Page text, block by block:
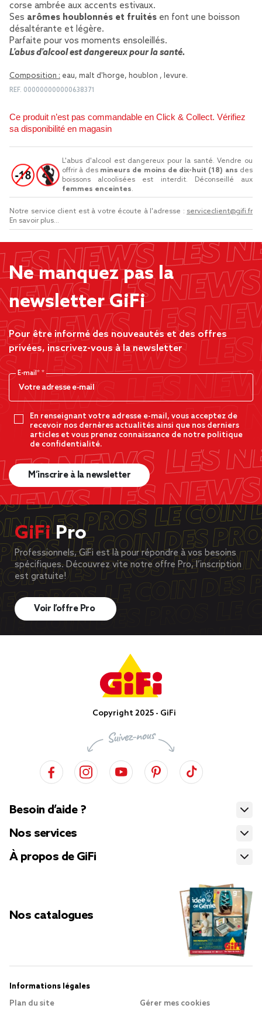
corse ambrée aux accents estivaux.
Ses arômes houblonnés et fruités en font une boisson
désaltérante et légère.
Parfaite pour vos moments ensoleillés.
L'abus d'alcool est dangereux pour la santé.
Composition : eau, malt d'horge, houblon , levure.
REF. 000000000000638371
Ce produit n’est pas commandable en Click & Collect. Vérifiez
sa disponibilité en magasin
L'abus d'alcool est dangereux pour la santé. Vendre ou
offrir à des mineurs de moins de dix-huit (18) ans des
boissons alcoolisées est interdit. Déconseillé aux
femmes enceintes.
Notre service client est à votre écoute à l'adresse : serviceclient@gifi.fr
En savoir plus...
Ne manquez pas la
newsletter GiFi
Pour être informé des nouveautés et des offres
privées, inscrivez-vous à la newsletter
E-mail*
En renseignant votre adresse e-mail, vous acceptez de
recevoir nos dernères actualités ainsi que nos derniers
articles et vous prenez connaissance de notre politique
de confidentialité.
M’inscrire à la newsletter
GiFiPro
Professionnels, GiFi est là pour répondre à vos besoins
spécifiques. Découvrez vite notre offre Pro, l’inscription
est gratuite!
Voir l’offre Pro
Copyright 2025 - GiFi
Besoin d’aide ?
Nos services
À propos de GiFi
Nos catalogues
Informations légales
Plan du site
Gérer mes cookies